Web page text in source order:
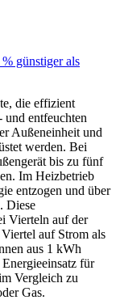
günstiger als
die effizient
entfeuchten
Außeneinheit und
werden. Bei
bis zu fünf
Im Heizbetrieb
entzogen und über
Diese
Vierteln auf der
auf Strom als
aus 1 kWh
für
Vergleich zu
Gas.